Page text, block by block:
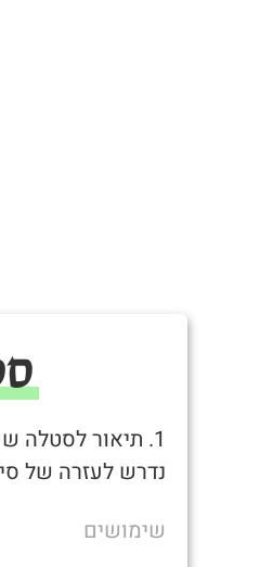
1. תיאור לסטלה
נדרש לעזרה של
שימושים